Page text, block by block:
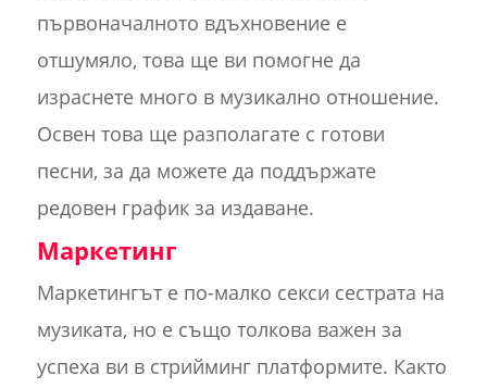
първоначалното вдъхновение е
отшумяло, това ще ви помогне да
израснете много в музикално отношение.
Освен това ще разполагате с готови
песни, за да можете да поддържате
редовен график за издаване.
Маркетинг
Маркетингът е по-малко секси сестрата на
музиката, но е също толкова важен за
успеха ви в стрийминг платформите. Както